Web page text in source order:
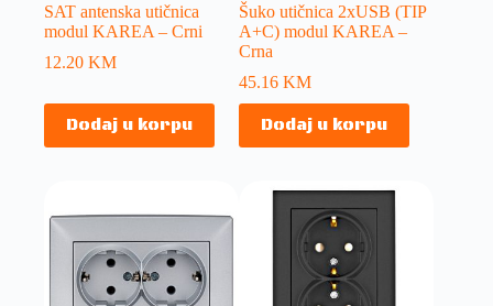
SAT antenska utičnica
modul KAREA – Crni
12.20 KM
Dodaj u korpu
Šuko utičnica 2xUSB (TIP
A+C) modul KAREA –
Crna
45.16KM
Dodaj u korpu